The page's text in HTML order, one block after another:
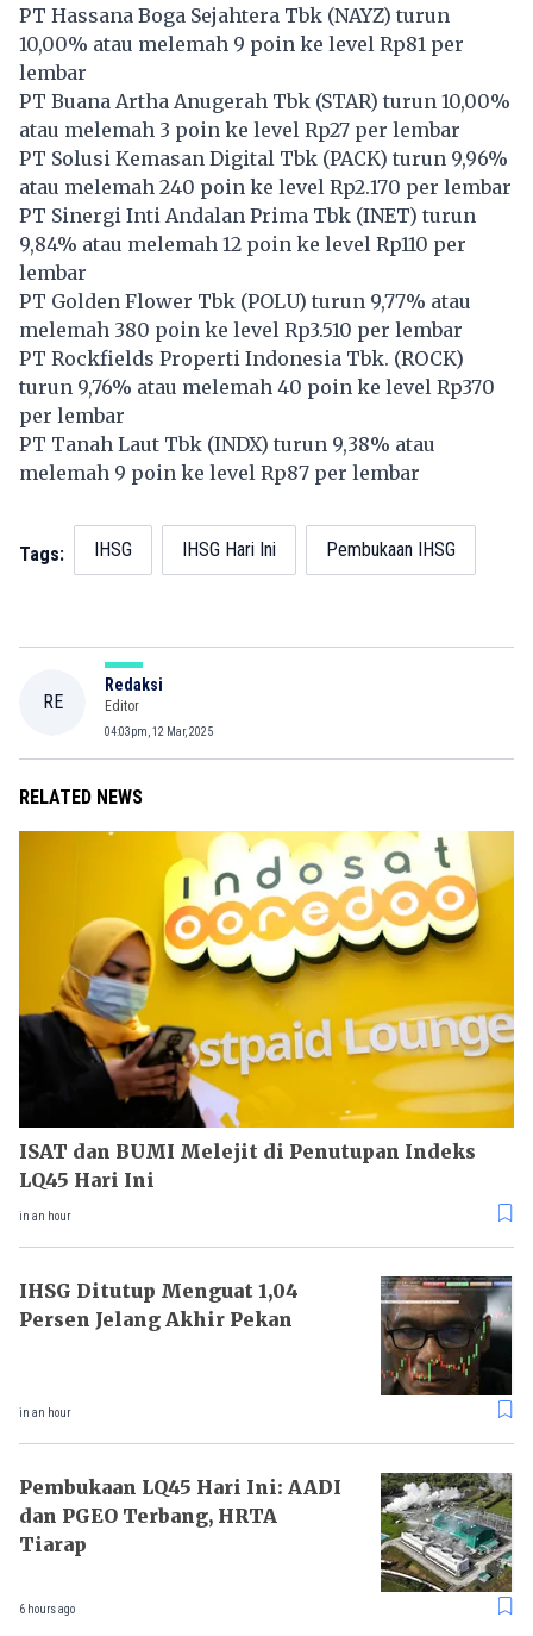
PT Hassana Boga Sejahtera Tbk (NAYZ) turun
10,00% atau melemah 9 poin ke level Rp81 per
lembar
PT Buana Artha Anugerah Tbk (STAR) turun 10,00%
atau melemah 3 poin ke level Rp27 per lembar
PT Solusi Kemasan Digital Tbk (PACK) turun 9,96%
atau melemah 240 poin ke level Rp2.170 per lembar
PT Sinergi Inti Andalan Prima Tbk (INET) turun
9,84% atau melemah 12 poin ke level Rp110 per
lembar
PT Golden Flower Tbk (POLU) turun 9,77% atau
melemah 380 poin ke level Rp3.510 per lembar
PT Rockfields Properti Indonesia Tbk. (ROCK)
turun 9,76% atau melemah 40 poin ke level Rp370
per lembar
PT Tanah Laut Tbk (INDX) turun 9,38% atau
melemah 9 poin ke level Rp87 per lembar
Tags: IHSG IHSG Hari Ini Pembukaan IHSG
RE
Redaksi
Editor
04:03pm, 12 Mar, 2025
RELATED NEWS
ISAT dan BUMI Melejit di Penutupan Indeks
LQ45 Hari Ini
in an hour
IHSG Ditutup Menguat 1,04
Persen Jelang Akhir Pekan
in an hour
Pembukaan LQ45 Hari Ini: AADI
dan PGEO Terbang, HRTA
Tiarap
6 hours ago